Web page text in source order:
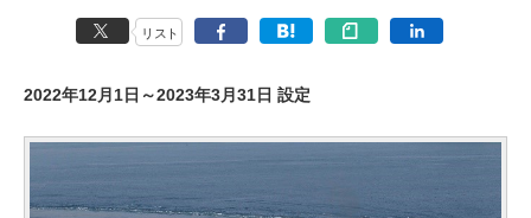
リスト
2022年12月1日～2023年3月31日 設定